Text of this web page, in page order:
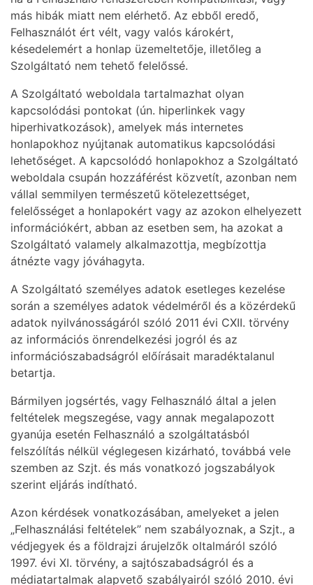
más hibák miatt nem elérhető. Az ebből eredő,
Felhasználót ért vélt, vagy valós károkért,
késedelemért a honlap üzemeltetője, illetőleg a
Szolgáltató nem tehető felelőssé.
A Szolgáltató weboldala tartalmazhat olyan
kapcsolódási pontokat (ún. hiperlinkek vagy
hiperhivatkozások), amelyek más internetes
honlapokhoz nyújtanak automatikus kapcsolódási
lehetőséget. A kapcsolódó honlapokhoz a Szolgáltató
weboldala csupán hozzáférést közvetít, azonban nem
vállal semmilyen természetű kötelezettséget,
felelősséget a honlapokért vagy az azokon elhelyezett
információkért, abban az esetben sem, ha azokat a
Szolgáltató valamely alkalmazottja, megbízottja
átnézte vagy jóváhagyta.
A Szolgáltató személyes adatok esetleges kezelése
során a személyes adatok védelméről és a közérdekű
adatok nyilvánosságáról szóló 2011 évi CXII. törvény
az információs önrendelkezési jogról és az
információszabadságról előírásait maradéktalanul
betartja.
Bármilyen jogsértés, vagy Felhasználó által a jelen
feltételek megszegése, vagy annak megalapozott
gyanúja esetén Felhasználó a szolgáltatásból
felszólítás nélkül véglegesen kizárható, továbbá vele
szemben az Szjt. és más vonatkozó jogszabályok
szerint eljárás indítható.
Azon kérdések vonatkozásában, amelyeket a jelen
„Felhasználási feltételek” nem szabályoznak, a Szjt., a
védjegyek és a földrajzi árujelzők oltalmáról szóló
1997. évi XI. törvény, a sajtószabadságról és a
médiatartalmak alapvető szabályairól szóló 2010. évi